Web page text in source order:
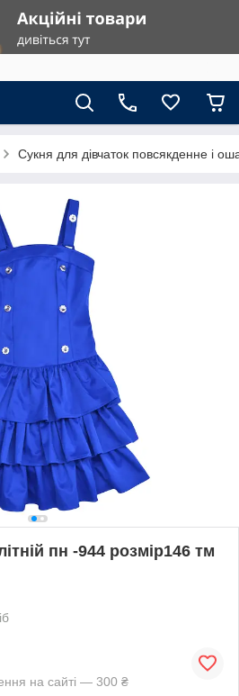
Сукня для дівчаток повсякденне і
пн -944 розмір146 тм
на сайті — 300 ₴